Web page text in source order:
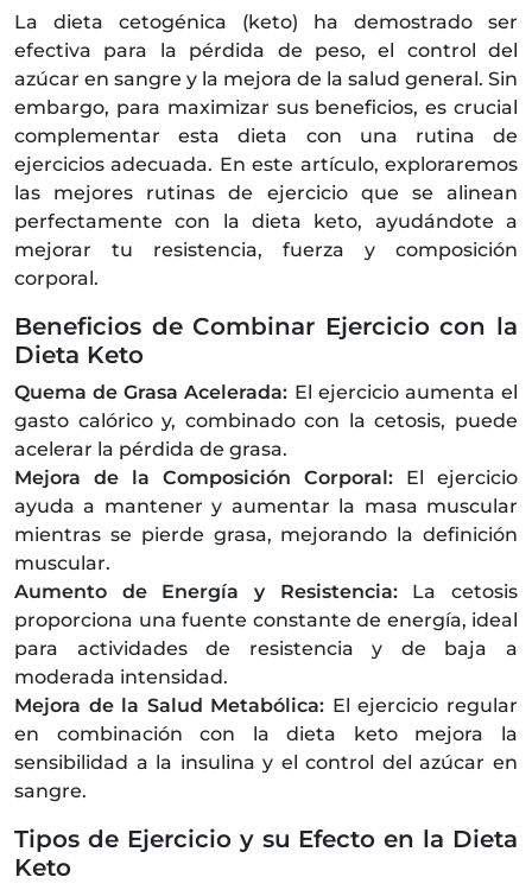
La dieta cetogénica (keto) ha demostrado ser
efectiva para la pérdida de peso, el control del
azúcar en sangre y la mejora de la salud general. Sin
embargo, para maximizar sus beneficios, es crucial
complementar esta dieta con una rutina de
ejercicios adecuada. En este artículo, exploraremos
las mejores rutinas de ejercicio que se alinean
perfectamente con la dieta keto, ayudándote a
mejorar tu resistencia, fuerza y composición
corporal.
Beneficios de Combinar Ejercicio con la
Dieta Keto
Quema de Grasa Acelerada: El ejercicio aumenta el
gasto calórico y, combinado con la cetosis, puede
acelerar la pérdida de grasa.
Mejora de la Composición Corporal: El ejercicio
ayuda a mantener y aumentar la masa muscular
mientras se pierde grasa, mejorando la definición
muscular.
Aumento de Energía y Resistencia:La cetosis
proporciona una fuente constante de energía, ideal
para actividades de resistencia y de baja a
moderada intensidad.
Mejora de la Salud Metabólica: El ejercicio regular
en combinación con la dieta keto mejora la
sensibilidad a la insulina y el control del azúcar en
sangre.
Tipos de Ejercicio y su Efecto en la Dieta
Keto